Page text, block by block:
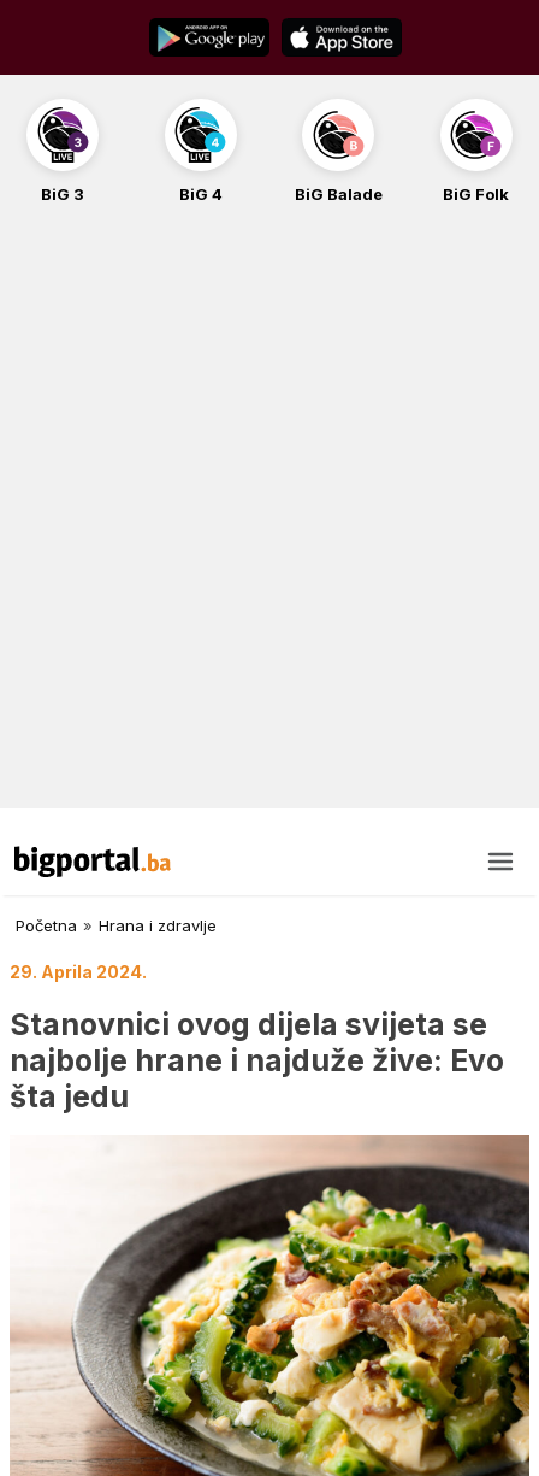
content
BiG 3 BiG 4 BiG Balade BiG Folk
Početna » Hrana i zdravlje
29. Aprila 2024.
Stanovnici ovog dijela svijeta se
najbolje hrane i najduže žive: Evo
šta jedu